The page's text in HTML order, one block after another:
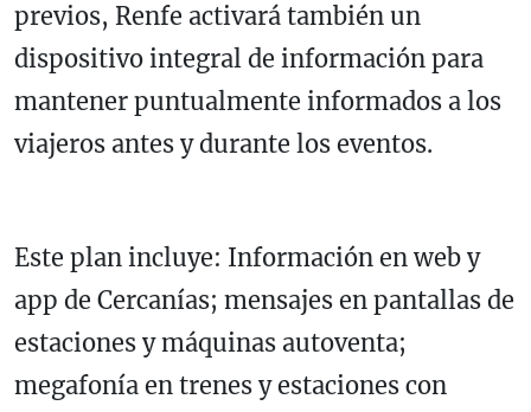
previos, Renfe activará también un
dispositivo integral de información para
mantener puntualmente informados a los
viajeros antes y durante los eventos.
Este plan incluye: Información en web y
app de Cercanías; mensajes en pantallas de
estaciones y máquinas autoventa;
megafonía en trenes y estaciones con